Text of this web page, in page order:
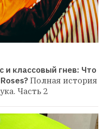
и классовый гнев: Что
Полная история
Часть 2